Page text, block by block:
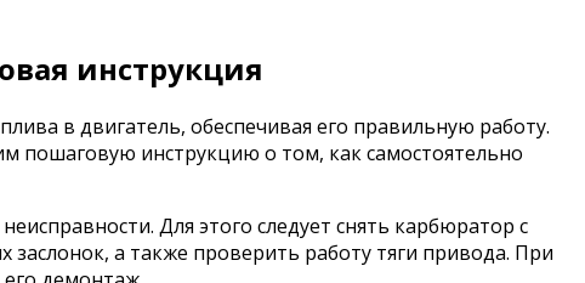
инструкция
в двигатель, обеспечивая его правильную работу.
пошаговую инструкцию о том, как самостоятельно
Для этого следует снять карбюратор с
а также проверить работу тяги привода. При